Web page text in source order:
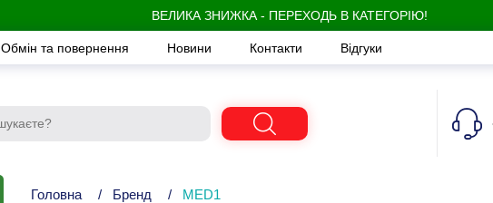
ВЕЛИКА ЗНИЖКА - ПЕРЕХОДЬ В КАТЕГОРІЮ!
Обмін та повернення Новини Контакти Відгуки
Головна / Бренд / MED1